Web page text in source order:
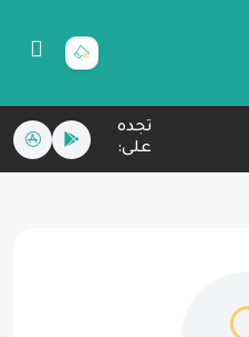
تجده
على: